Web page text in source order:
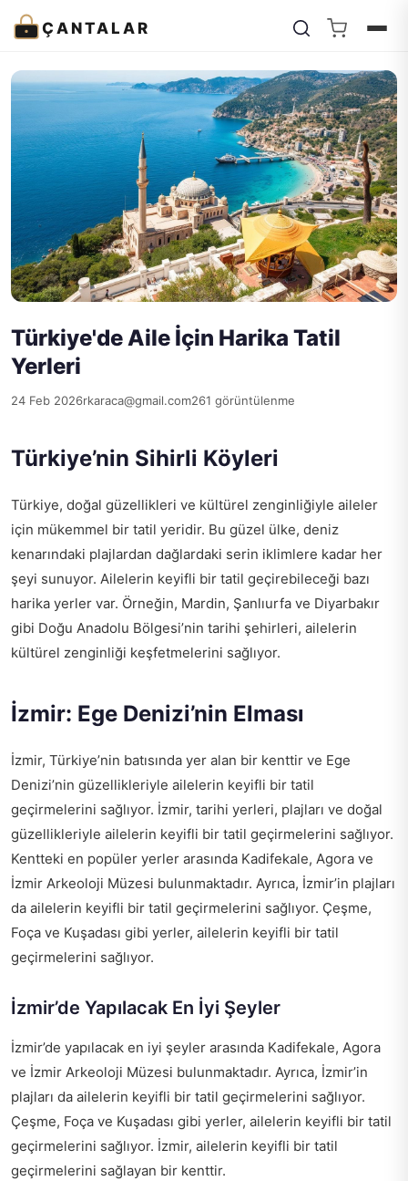
ÇANTALAR
Türkiye'de Aile İçin Harika Tatil
Yerleri
24 Feb 2026rkaraca@gmail.com261 görüntülenme
Türkiye’nin Sihirli Köyleri
Türkiye, doğal güzellikleri ve kültürel zenginliğiyle aileler
için mükemmel bir tatil yeridir. Bu güzel ülke, deniz
kenarındaki plajlardan dağlardaki serin iklimlere kadar her
şeyi sunuyor. Ailelerin keyifli bir tatil geçirebileceği bazı
harika yerler var. Örneğin, Mardin, Şanlıurfa ve Diyarbakır
gibi Doğu Anadolu Bölgesi’nin tarihi şehirleri, ailelerin
kültürel zenginliği keşfetmelerini sağlıyor.
İzmir: Ege Denizi’nin Elması
İzmir, Türkiye’nin batısında yer alan bir kenttir ve Ege
Denizi’nin güzellikleriyle ailelerin keyifli bir tatil
geçirmelerini sağlıyor. İzmir, tarihi yerleri, plajları ve doğal
güzellikleriyle ailelerin keyifli bir tatil geçirmelerini sağlıyor.
Kentteki en popüler yerler arasında Kadifekale, Agora ve
İzmir Arkeoloji Müzesi bulunmaktadır. Ayrıca, İzmir’in plajları
da ailelerin keyifli bir tatil geçirmelerini sağlıyor. Çeşme,
Foça ve Kuşadası gibi yerler, ailelerin keyifli bir tatil
geçirmelerini sağlıyor.
İzmir’de Yapılacak En İyi Şeyler
İzmir’de yapılacak en iyi şeyler arasında Kadifekale, Agora
ve İzmir Arkeoloji Müzesi bulunmaktadır. Ayrıca, İzmir’in
plajları da ailelerin keyifli bir tatil geçirmelerini sağlıyor.
Çeşme, Foça ve Kuşadası gibi yerler, ailelerin keyifli bir tatil
geçirmelerini sağlıyor. İzmir, ailelerin keyifli bir tatil
geçirmelerini sağlayan bir kenttir.